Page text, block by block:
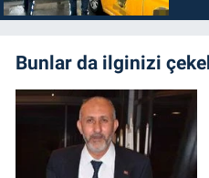
Bunlar da ilginizi